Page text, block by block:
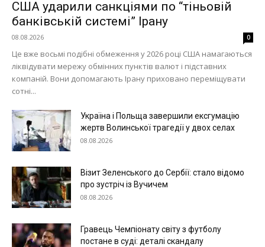
Меню
Україна
Економіка
Світ
Технології
США ударили санкціями по “тіньовій
банківській системі” Ірану
08.08.2026 0
Це вже восьмі подібні обмеження у 2026 році США намагаються
ліквідувати мережу обмінних пунктів валют і підставних
компаній. Вони допомагають Ірану приховано переміщувати
сотні...
Україна і Польща завершили ексгумацію
жертв Волинської трагедії у двох селах
08.08.2026
Візит Зеленського до Сербії: стало відомо
про зустріч із Вучичем
08.08.2026
Гравець Чемпіонату світу з футболу
постане в суді: деталі скандалу